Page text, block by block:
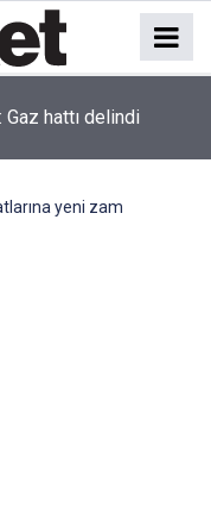
hattı delindi
yeni zam